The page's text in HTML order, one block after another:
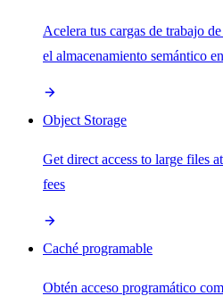
Acelera tus cargas de trabajo
el almacenamiento semántico
Object Storage
Get direct access to large files
fees
Caché programable
Obtén acceso programático